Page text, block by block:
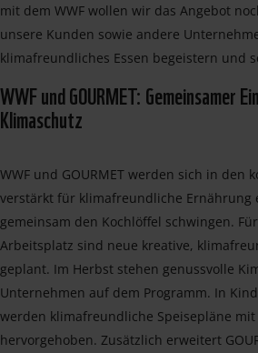
mit dem WWF wollen wir das Angebot
unsere Kunden sowie andere
klimafreundliches Essen begeistern und
WWF und GOURMET: Gemeinsamer
Klimaschutz
WWF und GOURMET werden sich in den
verstärkt für klimafreundliche Ernährung
gemeinsam den Kochlöffel schwingen.
Arbeitsplatz sind neue kreative,
geplant. Im Herbst stehen genussvolle
Unternehmen auf dem Programm. In
werden klimafreundliche Speisepläne mit
hervorgehoben. Zusätzlich erweitert